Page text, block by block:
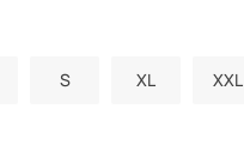
S XL XXL